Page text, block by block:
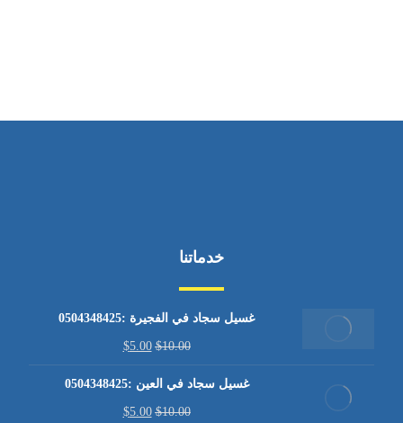
خدماتنا
غسيل سجاد في الفجيرة :0504348425
$10.00
$5.00
غسيل سجاد في العين :0504348425
$10.00
$5.00